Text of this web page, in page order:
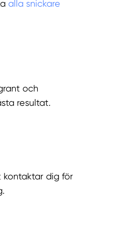
alla snickare
och
resultat.
kontaktar dig för